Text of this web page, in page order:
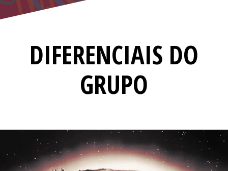
DIFERENCIAIS DO
GRUPO